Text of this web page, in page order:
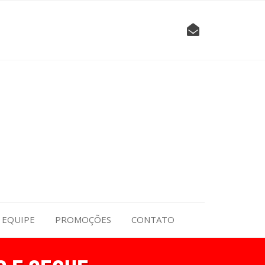
EQUIPE PROMOÇÕES CONTATO